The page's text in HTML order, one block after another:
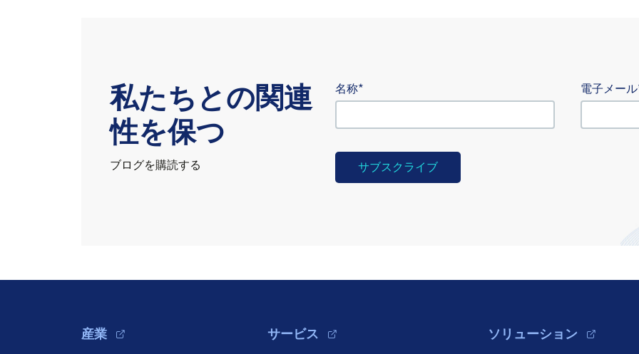
私たちとの関連
性を保つ
ブログを購読する
名称 電子メール
Footer Navigation
産業 サービス ソリューション